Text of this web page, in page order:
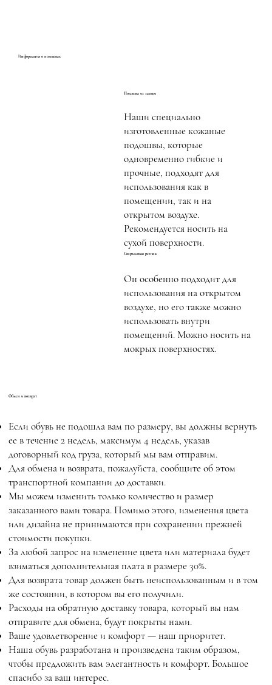
Информация о подошвах
Подошва из замши
Сверхлегкая резина
Обмен и возврат
Если обувь не подошла вам по размеру, вы должны вернуть
ее в течение 2 недель, максимум 4 недель, указав
договорный код груза, который мы вам отправим.
Для обмена и возврата, пожалуйста, сообщите об этом
транспортной компании до доставки.
Мы можем изменить только количество и размер
заказанного вами товара. Помимо этого, изменения цвета
или дизайна не принимаются при сохранении прежней
стоимости покупки.
За любой запрос на изменение цвета или материала будет
взиматься дополнительная плата в размере 30%.
Для возврата товар должен быть неиспользованным и в том
же состоянии, в котором вы его получили.
Расходы на обратную доставку товара, который вы нам
отправите для обмена, будут покрыты нами.
Ваше удовлетворение и комфорт — наш приоритет.
Наша обувь разработана и произведена таким образом,
чтобы предложить вам элегантность и комфорт. Большое
спасибо за ваш интерес.
Он особенно подходит для
использования на открытом
воздухе, но его также можно
использовать внутри
помещений. Можно носить на
мокрых поверхностях.
Наши специально
изготовленные кожаные
подошвы, которые
одновременно гибкие и
прочные, подходят для
использования как в
помещении, так и на
открытом воздухе.
Рекомендуется носить на
сухой поверхности.